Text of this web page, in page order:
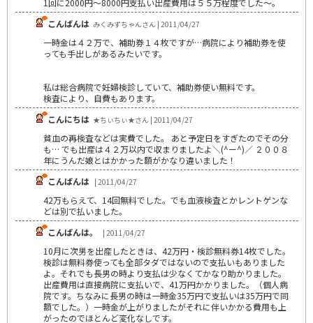
1回に2000円～8000円支払い出産費用は５５万程度でした～。
こんばんは みくみずちゃんさん | 2011/04/27
一時金は４２万で、補助券１４枚ですが…病院により補助券を使
っても手出しがあるみたいです。
私は総合病院で妊婦検診していて、補助券使い無料です。
検査により、自費もあります。
こんにちは ★ちぃちぃ★さん | 2011/04/27
貧血の再検査などは実費でした。 あと予定日をすぎたのでその分
も… でも出産は４２万以内で収まりましたよ＼(^ー^)／ ２００８
年にうんだ娘とはかかった額がかなり違いました！
こんばんは | 2011/04/27
42万もらえて、14回無料でした。でも血液検査とかレントゲンな
どは別で払いました。
こんばんは。
| 2011/04/27
10月に次男を出産したときは、42万円・検診無料券14枚でした。
検診は無料券使っても全部タダではないので支払いもありました
よ。それでも長男の時より支払は少なくてかなり助かりました。
出産費用は直接病院に支払いで、41万円かかりました。（個人病
院です。ちなみに長男の時は一時金35万円で支払いは35万円で同
額でした。）一時金が上がりましたがそれに伴いかかる費用も上
がったのでほとんど変化なしです。